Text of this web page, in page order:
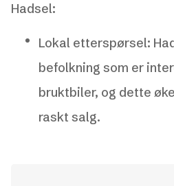
Hadsel:
Lokal etterspørsel:
befolkning som er
bruktbiler, og dette
raskt salg.